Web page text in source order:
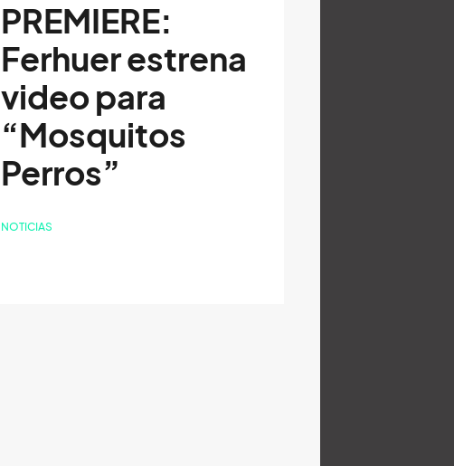
PREMIERE:
Ferhuer estrena
video para
“Mosquitos
Perros”
NOTICIAS